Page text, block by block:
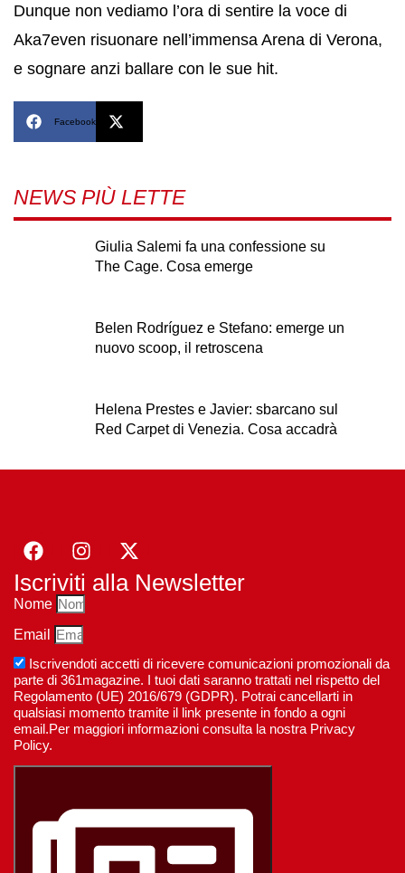
Dunque non vediamo l’ora di sentire la voce di
Aka7even risuonare nell’immensa Arena di Verona,
e sognare anzi ballare con le sue hit.
Facebook
NEWS PIÙ LETTE
Giulia Salemi fa una confessione su
The Cage. Cosa emerge
Belen Rodríguez e Stefano: emerge un
nuovo scoop, il retroscena
Helena Prestes e Javier: sbarcano sul
Red Carpet di Venezia. Cosa accadrà
Iscriviti alla Newsletter
Nome
Email
Iscrivendoti accetti di ricevere comunicazioni promozionali da
parte di 361magazine. I tuoi dati saranno trattati nel rispetto del
Regolamento (UE) 2016/679 (GDPR). Potrai cancellarti in
qualsiasi momento tramite il link presente in fondo a ogni
email.Per maggiori informazioni consulta la nostra Privacy
Policy.